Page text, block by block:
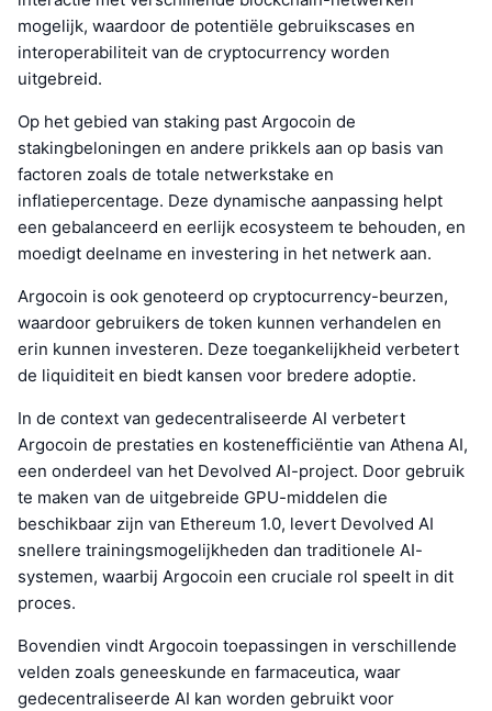
mogelijk, waardoor de potentiële gebruikscases en
interoperabiliteit van de cryptocurrency worden
uitgebreid.
Op het gebied van staking past Argocoin de
stakingbeloningen en andere prikkels aan op basis van
factoren zoals de totale netwerkstake en
inflatiepercentage. Deze dynamische aanpassing helpt
een gebalanceerd en eerlijk ecosysteem te behouden, en
moedigt deelname en investering in het netwerk aan.
Argocoin is ook genoteerd op cryptocurrency-beurzen,
waardoor gebruikers de token kunnen verhandelen en
erin kunnen investeren. Deze toegankelijkheid verbetert
de liquiditeit en biedt kansen voor bredere adoptie.
In de context van gedecentraliseerde AI verbetert
Argocoin de prestaties en kostenefficiëntie van Athena AI,
een onderdeel van het Devolved AI-project. Door gebruik
te maken van de uitgebreide GPU-middelen die
beschikbaar zijn van Ethereum 1.0, levert Devolved AI
snellere trainingsmogelijkheden dan traditionele AI-
systemen, waarbij Argocoin een cruciale rol speelt in dit
proces.
Bovendien vindt Argocoin toepassingen in verschillende
velden zoals geneeskunde en farmaceutica, waar
gedecentraliseerde AI kan worden gebruikt voor